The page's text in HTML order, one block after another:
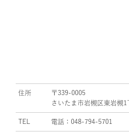
住所
〒339-0005
さいたま市岩槻区東岩
TEL 電話：048-794-5701